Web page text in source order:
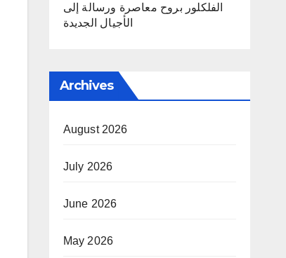
الفلكلور بروح معاصرة ورسالة إلى
الأجيال الجديدة
Archives
August 2026
July 2026
June 2026
May 2026